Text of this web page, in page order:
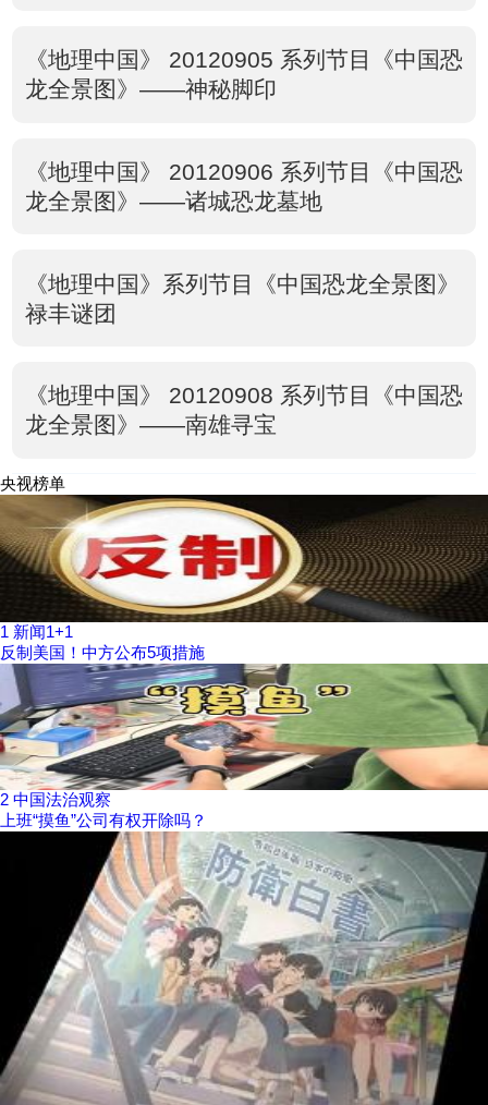
《地理中国》 20120905 系列节目《中国恐
龙全景图》——神秘脚印
《地理中国》 20120906 系列节目《中国恐
龙全景图》——诸城恐龙墓地
《地理中国》系列节目《中国恐龙全景图》
禄丰谜团
《地理中国》 20120908 系列节目《中国恐
龙全景图》——南雄寻宝
央视榜单
1 新闻1+1
反制美国！中方公布5项措施
2 中国法治观察
上班“摸鱼”公司有权开除吗？